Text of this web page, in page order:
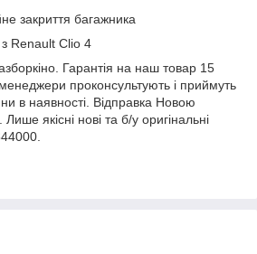
закриття багажника
з Renault Clio 4
Гарантія на наш товар 15
проконсультують і приймуть
в наявності. Відправка Новою
якісні нові та б/у оригінальні